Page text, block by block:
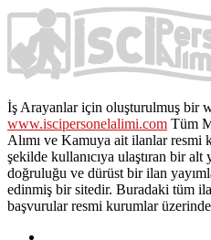
İş Arayanlar için oluşturulmuş bir
www.iscipersonelalimi.com Tüm
Alımı ve Kamuya ait ilanlar resmi
şekilde kullanıcıya ulaştıran bir alt
doğruluğu ve dürüst bir ilan
edinmiş bir sitedir. Buradaki tüm
başvurular resmi kurumlar